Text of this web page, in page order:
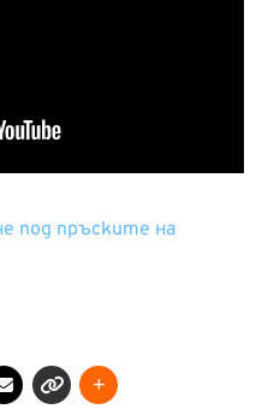
под пръските на